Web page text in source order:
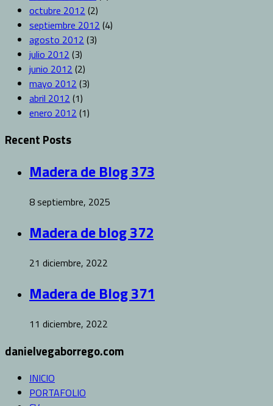
octubre 2012 (2)
septiembre 2012 (4)
agosto 2012 (3)
julio 2012 (3)
junio 2012 (2)
mayo 2012 (3)
abril 2012 (1)
enero 2012 (1)
Recent Posts
Madera de Blog 373
8 septiembre, 2025
Madera de blog 372
21 diciembre, 2022
Madera de Blog 371
11 diciembre, 2022
danielvegaborrego.com
INICIO
PORTAFOLIO